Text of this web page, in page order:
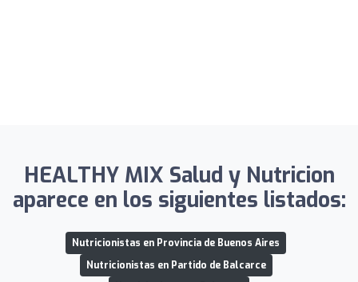
HEALTHY MIX Salud y Nutricion
aparece en los siguientes listados:
Nutricionistas en Provincia de Buenos Aires
Nutricionistas en Partido de Balcarce